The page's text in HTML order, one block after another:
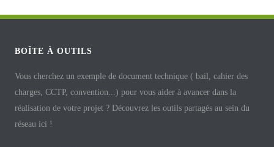
BOÎTE À OUTILS
Vous cherchez un exemple de document technique ( bail, cahier des
charges, CCTP, convention...) pour vous aider à avancer dans la
réalisation de votre projet ? Découvrez les outils partagés au sein du
réseau ici !